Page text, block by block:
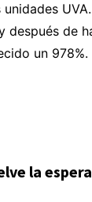
después de
un 978%.
la